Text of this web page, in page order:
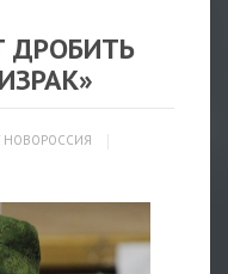
ДРОБИТЬ
НОВОРОССИЯ